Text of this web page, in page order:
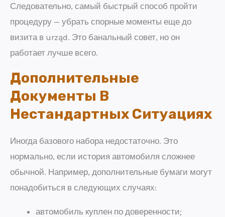
Следовательно, самый быстрый способ пройти
процедуру — убрать спорные моменты еще до
визита в urząd. Это банальный совет, но он
работает лучше всего.
Дополнительные
Документы В
Нестандартных Ситуациях
Иногда базового набора недостаточно. Это
нормально, если история автомобиля сложнее
обычной. Например, дополнительные бумаги могут
понадобиться в следующих случаях:
автомобиль куплен по доверенности;